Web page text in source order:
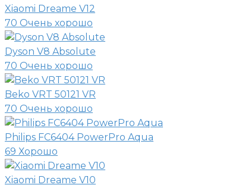
Xiaomi Dreame V12
70 Очень хорошо
Dyson V8 Absolute
70 Очень хорошо
Beko VRT 50121 VR
70 Очень хорошо
Philips FC6404 PowerPro Aqua
69 Хорошо
Xiaomi Dreame V10